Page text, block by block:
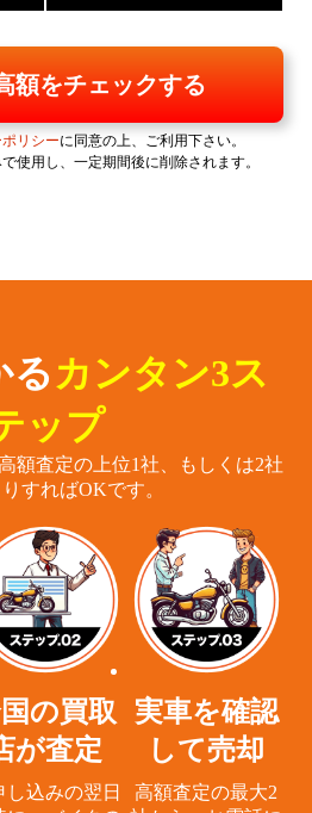
額をチェックする
リシーに同意の上、ご利用下さい。
使用し、一定期間後に削除されます。
る カンタン3ス
ップ
額査定の上位1社、もしくは2社
すればOKです。
の買取
が査定
し込みの翌日
実車を確認
して売却
高額査定の最大2